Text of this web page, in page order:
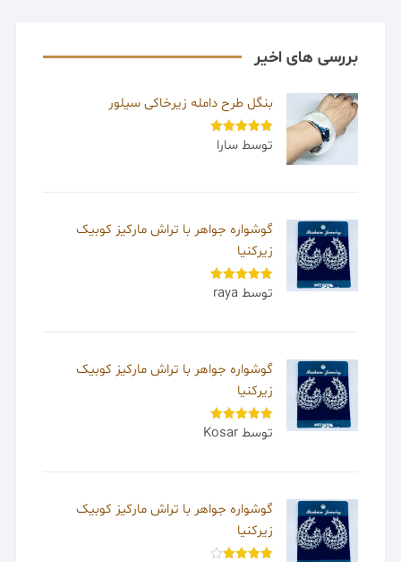
بررسی های اخیر
بنگل طرح دامله زیرخاکی سیلور
امتیاز 5از
5
توسط سارا
گوشواره جواهر با تراش مارکیز کوبیک
زیرکنیا
امتیاز 5از
5
توسط raya
گوشواره جواهر با تراش مارکیز کوبیک
زیرکنیا
امتیاز 5از
5
توسط Kosar
گوشواره جواهر با تراش مارکیز کوبیک
زیرکنیا